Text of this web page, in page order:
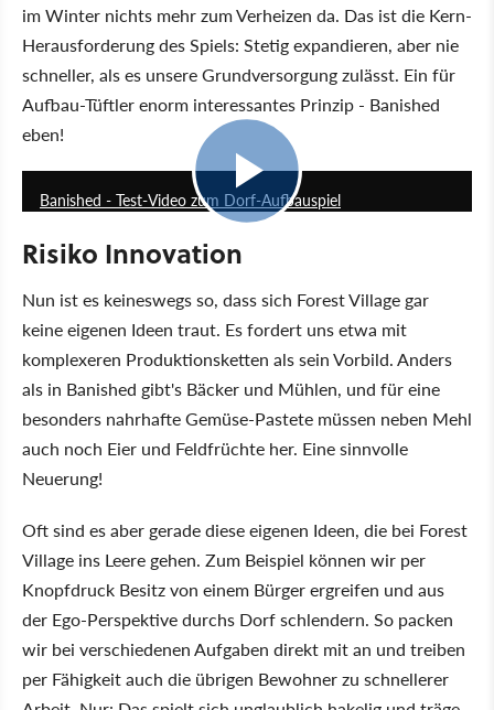
im Winter nichts mehr zum Verheizen da. Das ist die Kern-
Herausforderung des Spiels: Stetig expandieren, aber nie
schneller, als es unsere Grundversorgung zulässt. Ein für
Aufbau-Tüftler enorm interessantes Prinzip - Banished
eben!
Banished - Test-Video zum Dorf-Aufbauspiel
Risiko Innovation
Nun ist es keineswegs so, dass sich Forest Village gar
keine eigenen Ideen traut. Es fordert uns etwa mit
komplexeren Produktionsketten als sein Vorbild. Anders
als in Banished gibt's Bäcker und Mühlen, und für eine
besonders nahrhafte Gemüse-Pastete müssen neben Mehl
auch noch Eier und Feldfrüchte her. Eine sinnvolle
Neuerung!
Oft sind es aber gerade diese eigenen Ideen, die bei Forest
Village ins Leere gehen. Zum Beispiel können wir per
Knopfdruck Besitz von einem Bürger ergreifen und aus
der Ego-Perspektive durchs Dorf schlendern. So packen
wir bei verschiedenen Aufgaben direkt mit an und treiben
per Fähigkeit auch die übrigen Bewohner zu schnellerer